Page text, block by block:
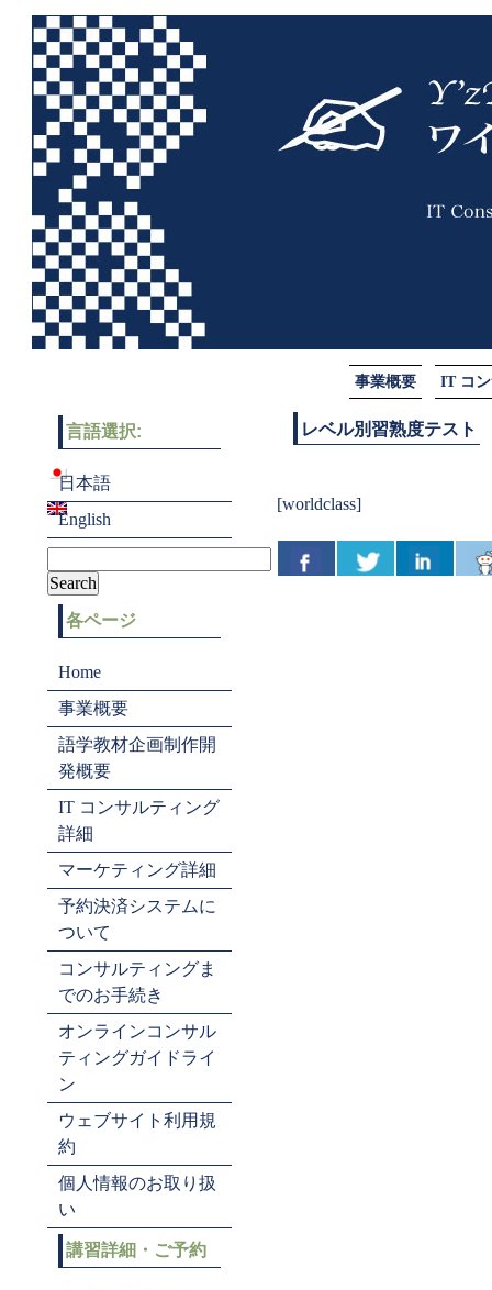
事業概要 IT コ
レベル別習熟度テスト
[worldclass]
言語選択:
日本語
English
各ページ
Home
事業概要
語学教材企画制作開
発概要
IT コンサルティング
詳細
マーケティング詳細
予約決済システムに
ついて
コンサルティングま
でのお手続き
オンラインコンサル
ティングガイドライ
ン
ウェブサイト利用規
約
個人情報のお取り扱
い
講習詳細・ご予約